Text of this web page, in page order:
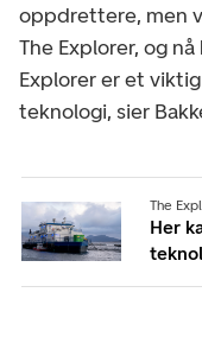
oppdrettere, men
The Explorer, og
Explorer er et
teknologi, sier
The
Her